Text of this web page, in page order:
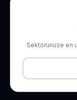
Sektörünüze en